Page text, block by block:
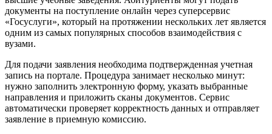
документы на поступление онлайн через суперсервис
«Госуслуги», который на протяжении нескольких лет является
одним из самых популярных способов взаимодействия с
вузами.
Для подачи заявления необходима подтвержденная учетная
запись на портале. Процедура занимает несколько минут:
нужно заполнить электронную форму, указать выбранные
направления и приложить сканы документов. Сервис
автоматически проверяет корректность данных и отправляет
заявление в приемную комиссию.